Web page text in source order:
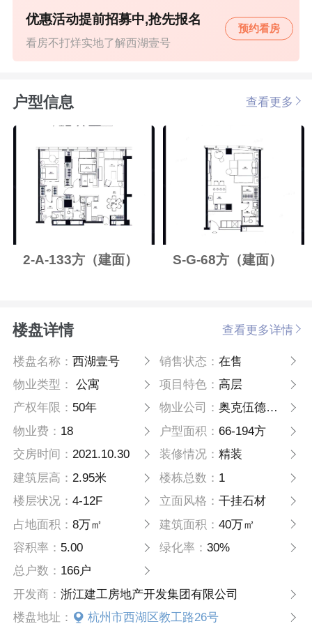
看房不打烊实地了解西湖壹号
优惠活动提前招募中,抢先报名
预约看房
户型信息 查看更多
2-A-133方（建面） S-G-68方（建面）
楼盘详情 查看更多详情
楼盘名称：西湖壹号 销售状态： 在售
物业类型：
公寓 项目特色： 高层
产权年限： 50年 物业公司： 奥克伍德酒店物业
物业费： 18 户型面积： 66-194方
交房时间：2021.10.30 装修情况： 精装
建筑层高： 2.95米 楼栋总数： 1
楼层状况：4-12F 立面风格： 干挂石材
占地面积：8万㎡ 建筑面积： 40万㎡
容积率： 5.00 绿化率： 30%
总户数： 166户
开发商：浙江建工房地产开发集团有限公司
楼盘地址：
杭州市西湖区教工路26号